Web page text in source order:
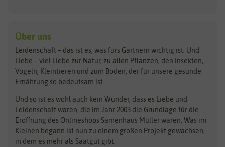
Kräutersamen
Obstsamen
Pilzbrut
Rasensamen
Steckzwiebeln
Zimmer & Kübelpflanzen
Kataloge
Schnäppchen
Anzucht & Gartenzubehör
Benary
Bingenheimer Saatgut
Bionana
BIOWOL
Blumicorn
Bûten Birds
Dürr-Samen
Feldsaaten Freudenberger
Fertil
Flora Elite
Über uns
Leidenschaft – das ist es, was fürs Gärtnern wichtig ist. Und
Liebe – viel Liebe zur Natur, zu allen Pflanzen, den Insekten,
Vögeln, Kleintieren und zum Boden, der für unsere gesunde
Ernährung so bedeutsam ist.
Und so ist es wohl auch kein Wunder, dass es Liebe und
Leidenschaft waren, die im Jahr 2003 die Grundlage für die
Eröffnung des Onlineshops Samenhaus Müller waren. Was im
Kleinen begann ist nun zu einem großen Projekt gewachsen,
in dem es mehr als Saatgut gibt.